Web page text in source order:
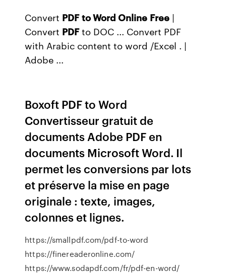
Convert PDF to Word Online Free |
Convert PDFto DOC ... Convert PDF
with Arabic content to word /Excel . |
Adobe ...
Boxoft PDF to Word
Convertisseur gratuit de
documents Adobe PDF en
documents Microsoft Word. Il
permet les conversions par lots
et préserve la mise en page
originale : texte, images,
colonnes et lignes.
https://smallpdf.com/pdf-to-word
https://finereaderonline.com/
https://www.sodapdf.com/fr/pdf-en-word/